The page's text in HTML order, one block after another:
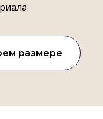
размере